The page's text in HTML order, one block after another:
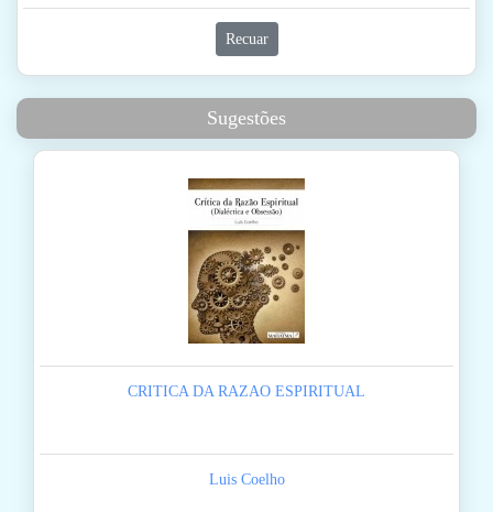
Recuar
Sugestões
CRITICA DA RAZAO ESPIRITUAL
Luis Coelho